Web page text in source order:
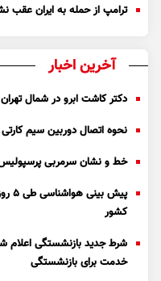
ترامپ از حمله به ایران عقب
آخرین اخبار
دکتر کاشت ابرو در شمال
نحوه اتصال دوربین سیم
خط و نشان سرمربی پرسپولیس
کشور
شرط جدید بازنشستگی اعلام
خدمت برای بازنشستگی